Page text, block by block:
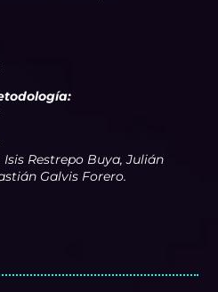
Restrepo Buya, Julián
Galvis Forero.